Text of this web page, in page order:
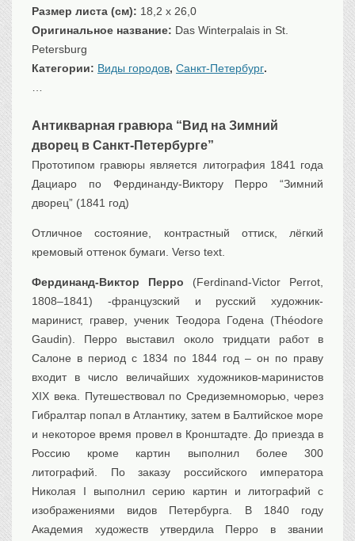
Униформа
Охота. Флора. Фауна
Фауна
Флора
Архитектура
Техника
Транспорт
Медицина
Оружие, военная атрибутика
Выставочные
Досуг
Разное
Размер листа (см): 18,2 x 26,0
Оригинальное название: Das Winterpalais in St.
Petersburg
Категории: Виды городов, Санкт-Петербург.
Антикварная гравюра “Вид на Зимний
дворец в Санкт-Петербурге”
Прототипом гравюры является литография 1841 года
Дациаро по Фердинанду-Виктору Перро “Зимний
дворец” (1841 год)
Отличное состояние, контрастный оттиск, лёгкий
кремовый оттенок бумаги. Verso text.
Фердинанд-Виктор Перро (Ferdinand-Victor Perrot,
1808–1841) -французский и русский художник-
маринист, гравер, ученик Теодора Годена (Théodore
Gaudin). Перро выставил около тридцати работ в
Салоне в период с 1834 по 1844 год – он по праву
входит в число величайших художников-маринистов
XIX века. Путешествовал по Средиземноморью, через
Гибралтар попал в Атлантику, затем в Балтийское море
и некоторое время провел в Кронштадте. До приезда в
Россию кроме картин выполнил более 300
литографий. По заказу российского императора
Николая I выполнил серию картин и литографий с
изображениями видов Петербурга. В 1840 году
Академия художеств утвердила Перро в звании